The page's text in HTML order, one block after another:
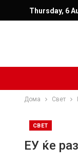
Thursday, 6
Дома Свет
СВЕТ
ЕУ ќе